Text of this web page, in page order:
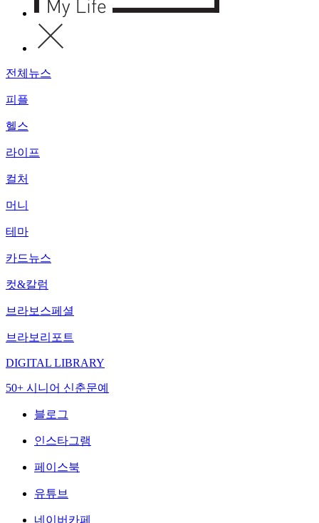
전체뉴스
피플
헬스
라이프
컬처
머니
테마
카드뉴스
컷&칼럼
브라보스페셜
브라보리포트
DIGITAL LIBRARY
50+ 시니어 신춘문예
블로그
인스타그램
페이스북
유튜브
네이버카페